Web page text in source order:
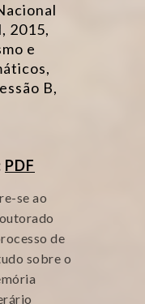
2015,
e
B,
PDF
se ao
de
sobre o